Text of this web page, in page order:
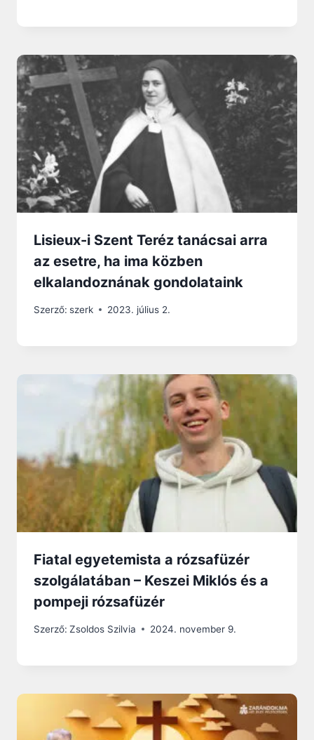
Lisieux-i Szent Teréz tanácsai arra
az esetre, ha ima közben
elkalandoznának gondolataink
Szerző: szerk 2023. július 2.
Fiatal egyetemista a rózsafüzér
szolgálatában – Keszei Miklós és a
pompeji rózsafüzér
Szerző: Zsoldos Szilvia 2024. november 9.